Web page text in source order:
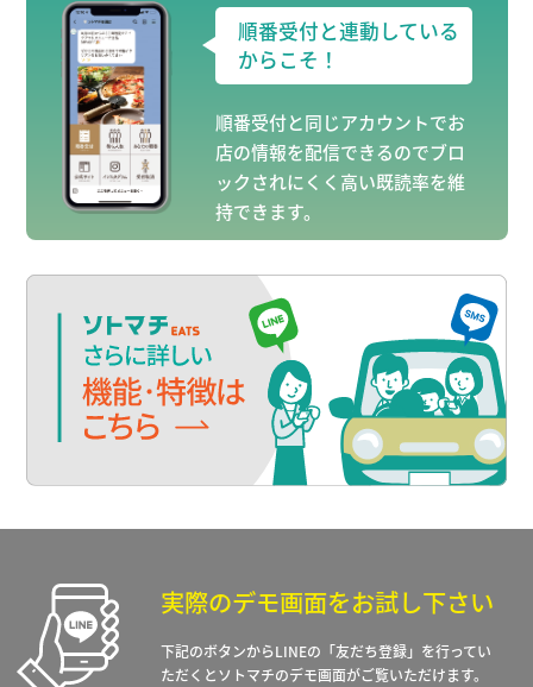
順番受付と連動している
からこそ！
順番受付と同じアカウントでお
店の情報を配信できるのでブロ
ックされにくく高い既読率を維
持できます。
実際のデモ画面をお試し下さい
下記のボタンからLINEの「友だち登録」を行ってい
ただくとソトマチのデモ画面がご覧いただけます。